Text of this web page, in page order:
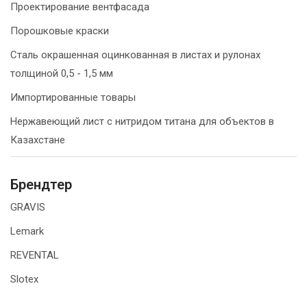
Проектирование вентфасада
Порошковые краски
Сталь окрашенная оцинкованная в листах и рулонах
толщиной 0,5 - 1,5 мм
Импортированные товары
Нержавеющий лист с нитридом титана для объектов в
Казахстане
Брендтер
GRAVIS
Lemark
REVENTAL
Slotex